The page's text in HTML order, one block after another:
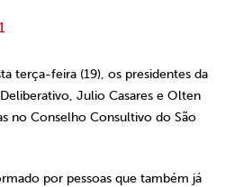
terça-feira (19), os presidentes da
Julio Casares e Olten
no Conselho Consultivo do São
por pessoas que também já